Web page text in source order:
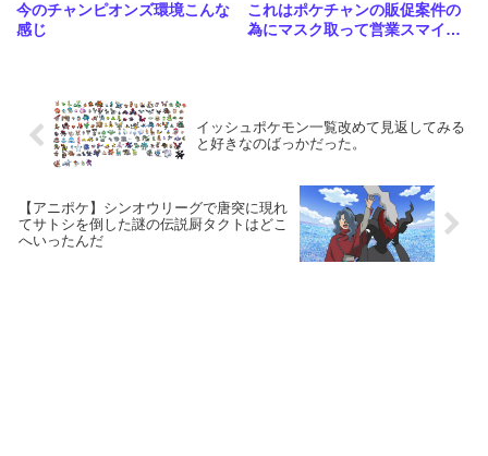
今のチャンピオンズ環境こんな
感じ
これはポケチャンの販促案件の
為にマスク取って営業スマイル
イッシュポケモン一覧改めて見返してみる
と好きなのばっかだった。
【アニポケ】シンオウリーグで唐突に現れ
てサトシを倒した謎の伝説厨タクトはどこ
へいったんだ